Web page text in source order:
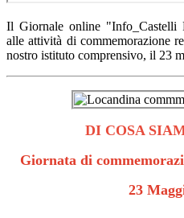
Il Giornale online "Info_Castelli
alle attività di commemorazione
nostro istituto comprensivo, il 23
DI COSA
Giornata di
23